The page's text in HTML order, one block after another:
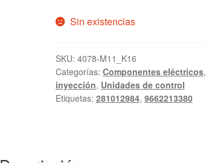
Sin existencias
SKU: 4078-M11_K16
Categorías: Componentes eléctricos,
inyección, Unidades de control
Etiquetas: 281012984, 9662213380